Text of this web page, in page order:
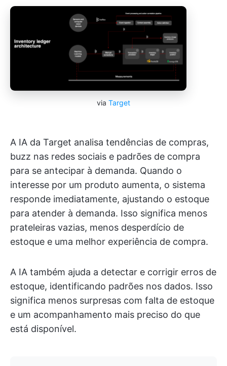
via Target
A IA da Target analisa tendências de compras,
buzz nas redes sociais e padrões de compra
para se antecipar à demanda. Quando o
interesse por um produto aumenta, o sistema
responde imediatamente, ajustando o estoque
para atender à demanda. Isso significa menos
prateleiras vazias, menos desperdício de
estoque e uma melhor experiência de compra.
A IA também ajuda a detectar e corrigir erros de
estoque, identificando padrões nos dados. Isso
significa menos surpresas com falta de estoque
e um acompanhamento mais preciso do que
está disponível.